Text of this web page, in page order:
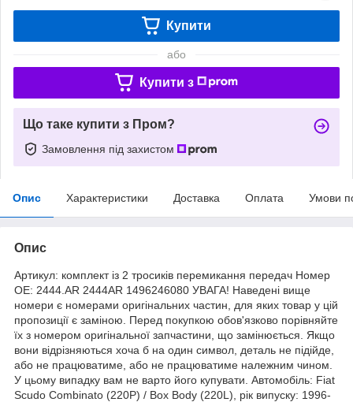
Купити
або
Купити з
Що таке купити з Пром?
Замовлення під захистом
Опис Характеристики Доставка Оплата Умови
Опис
Артикул: комплект із 2 тросиків перемикання передач Номер
OE: 2444.AR 2444AR 1496246080 УВАГА! Наведені вище
номери є номерами оригінальних частин, для яких товар у цій
пропозиції є заміною. Перед покупкою обов'язково порівняйте
їх з номером оригінальної запчастини, що замінюється. Якщо
вони відрізняються хоча б на один символ, деталь не підійде,
або не працюватиме, або не працюватиме належним чином.
У цьому випадку вам не варто його купувати. Автомобіль: Fiat
Scudo Combinato (220P) / Box Body (220L), рік випуску: 1996-